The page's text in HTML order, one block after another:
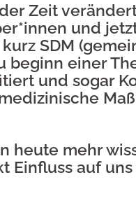
Zeit
und
SDM
beginn einer
und sogar
heute mehr
Einfluss auf